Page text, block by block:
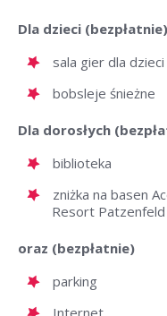
Dla dzieci (bezpłatnie)
sala gier dla dzieci
bobsleje śnieżne
Dla dorosłych
biblioteka
zniżka na basen
Resort
oraz (bezpłatnie)
parking